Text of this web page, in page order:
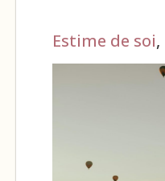
Estime de soi,